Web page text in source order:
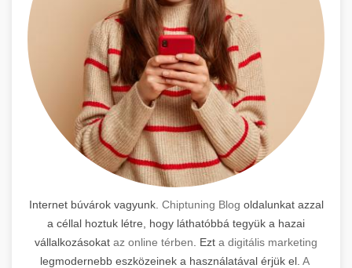
Internet búvárok vagyunk. Chiptuning Blog oldalunkat azzal
a céllal hoztuk létre, hogy láthatóbbá tegyük a hazai
vállalkozásokat az online térben . Ezt a digitális marketing
legmodernebb eszközeinek a használatával érjük el. A